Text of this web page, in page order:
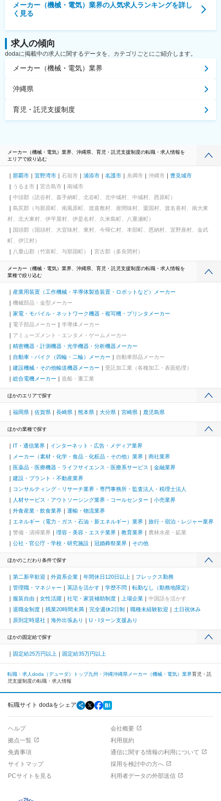
メーカー（機械・電気）業界の人気求人ランキングを詳し
く見る
求人の傾向
dodaに掲載中の求人に関するデータを、カテゴリごとにご紹介します。
メーカー（機械・電気）業界
沖縄県
育児・託児支援制度
メーカー（機械・電気）業界、沖縄県、育児・託児支援制度の転職・求人情報を
エリアで絞り込む
那覇市 宜野湾市 石垣市 浦添市 名護市 糸満市 沖縄市
豊見城市
うるま市
宮古島市
南城市
中頭郡（読谷村、嘉手納町、北谷町、北中城村、中城村、西原町）
島尻郡（与那原町、南風原町、渡嘉敷村、座間味村、粟国村、渡名喜村、南大東
村、北大東村、伊平屋村、伊是名村、久米島町、八重瀬町）
国頭郡（国頭村、大宜味村、東村、今帰仁村、本部町、恩納村、宜野座村、金武
町、伊江村）
八重山郡（竹富町、与那国町）
宮古郡（多良間村）
メーカー（機械・電気）業界、沖縄県、育児・託児支援制度の転職・求人情報を
業種で絞り込む
産業用装置（工作機械・半導体製造装置・ロボットなど）メーカー
機械部品・金型メーカー
家電・モバイル・ネットワーク機器・複写機・プリンタメーカー
電子部品メーカー
半導体メーカー
アミューズメント・エンタメ・ゲームメーカー
精密機器・計測機器・光学機器・分析機器メーカー
自動車・バイク（四輪・二輪）メーカー
自動車部品メーカー
建設機械・その他輸送機器メーカー
受託加工業（各種加工・表面処理）
総合電機メーカー
造船・重工業
ほかのエリアで探す
福岡県 佐賀県 長崎県 熊本県 大分県 宮崎県 鹿児島県
ほかの業種で探す
IT・通信業界
インターネット・広告・メディア業界
メーカー（素材・化学・食品・化粧品・その他）業界
商社業界
医薬品・医療機器・ライフサイエンス・医療系サービス
金融業界
建設・プラント・不動産業界
コンサルティング・リサーチ業界・専門事務所・監査法人・税理士法人
人材サービス・アウトソーシング業界・コールセンター
小売業界
外食産業・飲食業界
運輸・物流業界
エネルギー（電力・ガス・石油・新エネルギー）業界
旅行・宿泊・レジャー業界
警備・清掃業界
理容・美容・エステ業界 教育業界
農林水産・鉱業
公社・官公庁・学校・研究施設
冠婚葬祭業界 その他
ほかのこだわり条件で探す
第二新卒歓迎 外資系企業 年間休日120日以上
フレックス勤務
管理職・マネジャー
英語を活かす 学歴不問
転勤なし（勤務地限定）
服装自由
女性活躍 社宅・家賃補助制度 上場企業
中国語を活かす
退職金制度
残業20時間未満 完全週休2日制 職種未経験歓迎
土日祝休み
原則定時退社
海外出張あり U・Iターン支援あり
ほかの固定給で探す
固定給25万円以上 固定給35万円以上
転職・求人doda（デューダ）トップ九州・沖縄沖縄県 メーカー（機械・電気）業界育児・託
児支援制度の転職・求人情報
転職サイト dodaをシェア
ヘルプ
会社概要
拠点一覧
利用規約
免責事項
通信に関する情報の利用について
サイトマップ
採用を検討中の方へ
PCサイトを見る
利用者データの外部送信